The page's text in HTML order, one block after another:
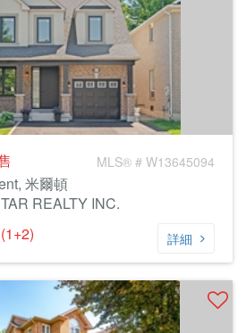
MLS® # W13645094
米爾頓
REALTY INC.
詳細